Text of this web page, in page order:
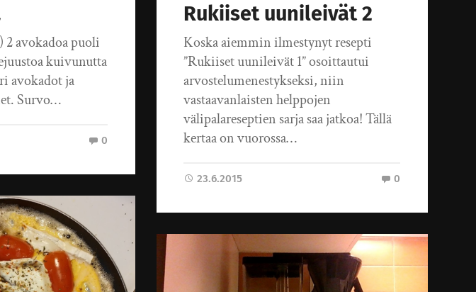
2 avokadoa puoli
kuivunutta
avokadot ja
Survo…
0
Rukiiset uunileivät 2
Koska aiemmin ilmestynyt resepti
”Rukiiset uunileivät 1” osoittautui
arvostelumenestykseksi, niin
vastaavanlaisten helppojen
välipalareseptien sarja saa jatkoa! Tällä
kertaa on vuorossa…
23.6.2015 0